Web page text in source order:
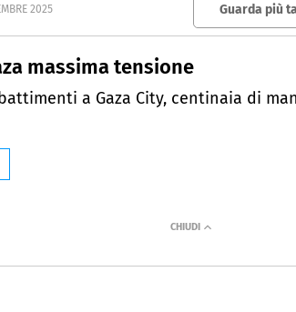
2025 Guarda più
massima tensione
a Gaza City, centinaia di